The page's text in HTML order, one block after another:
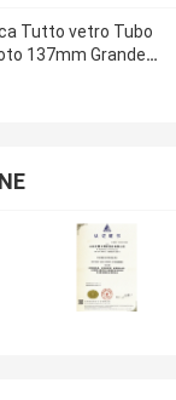
Tutto vetro Tubo
137mm Grande